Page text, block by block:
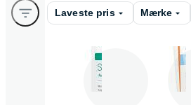
Laveste pris Mærke